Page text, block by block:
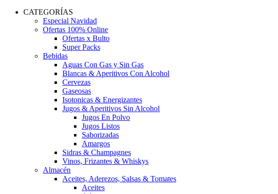
CATEGORÍAS
Especial Navidad
Ofertas 100% Online
Ofertas x Bulto
Super Packs
Bebidas
Aguas Con Gas y Sin Gas
Blancas & Aperitivos Con Alcohol
Cervezas
Gaseosas
Isotonicas & Energizantes
Jugos & Aperitivos Sin Alcohol
Jugos En Polvo
Jugos Listos
Saborizadas
Amargos
Sidras & Champagnes
Vinos, Frizantes & Whiskys
Almacén
Aceites, Aderezos, Salsas & Tomates
Aceites